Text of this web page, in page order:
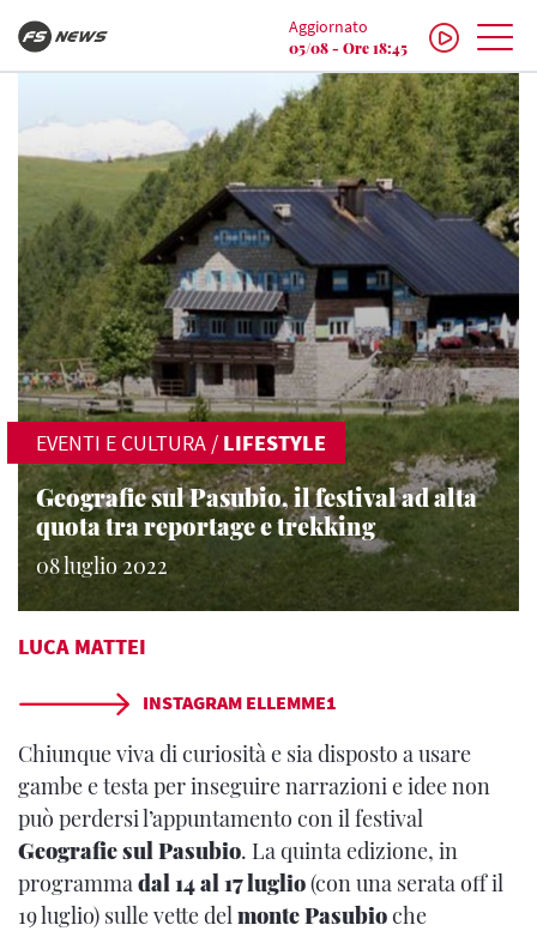
Aggiornato
05/08 - Ore 18:45
EVENTI E CULTURA / LIFESTYLE
Geografie sul Pasubio, il festival ad alta
quota tra reportage e trekking
08 luglio 2022
LUCA MATTEI
INSTAGRAM ELLEMME1
Chiunque viva di curiosità e sia disposto a usare
gambe e testa per inseguire narrazioni e idee non
può perdersi l’appuntamento con il festival
Geografie sul Pasubio. La quinta edizione, in
programma dal 14 al 17 luglio(con una serata off il
19 luglio) sulle vette del monte Pasubioche